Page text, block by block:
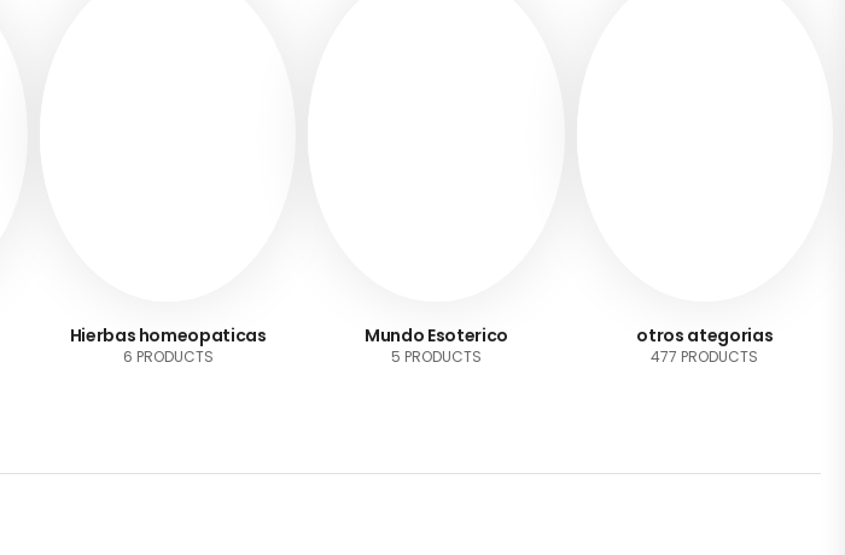
Hierbas homeopaticas
6 PRODUCTS
Mundo Esoterico
5 PRODUCTS
otros ategorias
477 PRODUCTS